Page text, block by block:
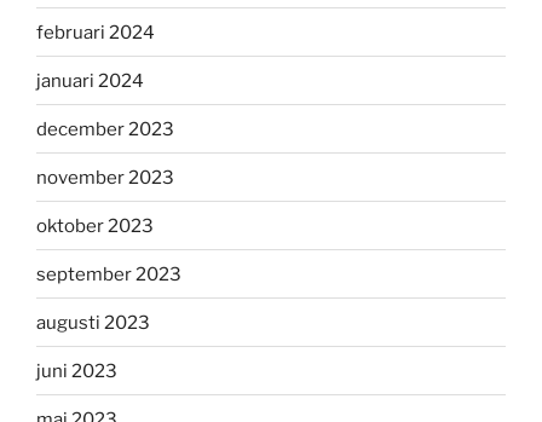
februari 2024
januari 2024
december 2023
november 2023
oktober 2023
september 2023
augusti 2023
juni 2023